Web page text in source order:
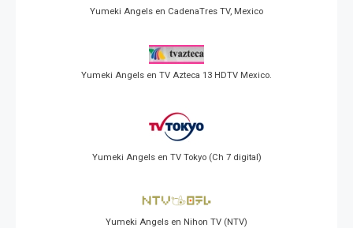
Yumeki Angels en CadenaTres TV, Mexico
Yumeki Angels en TV Azteca 13 HDTV Mexico.
Yumeki Angels en TV Tokyo (Ch 7 digital)
Yumeki Angels en Nihon TV (NTV)